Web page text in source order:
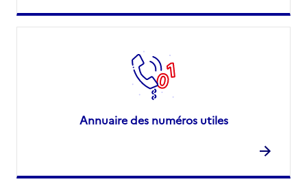
Annuaire des numéros utiles